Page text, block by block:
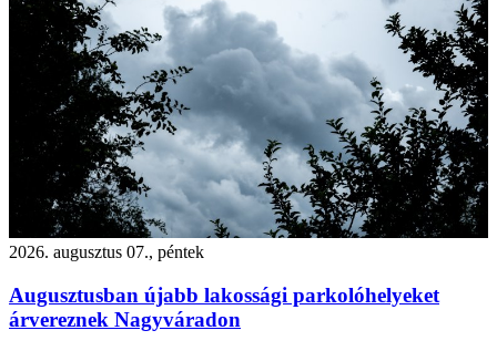
2026. augusztus 07., péntek
Augusztusban újabb lakossági parkolóhelyeket
árvereznek Nagyváradon